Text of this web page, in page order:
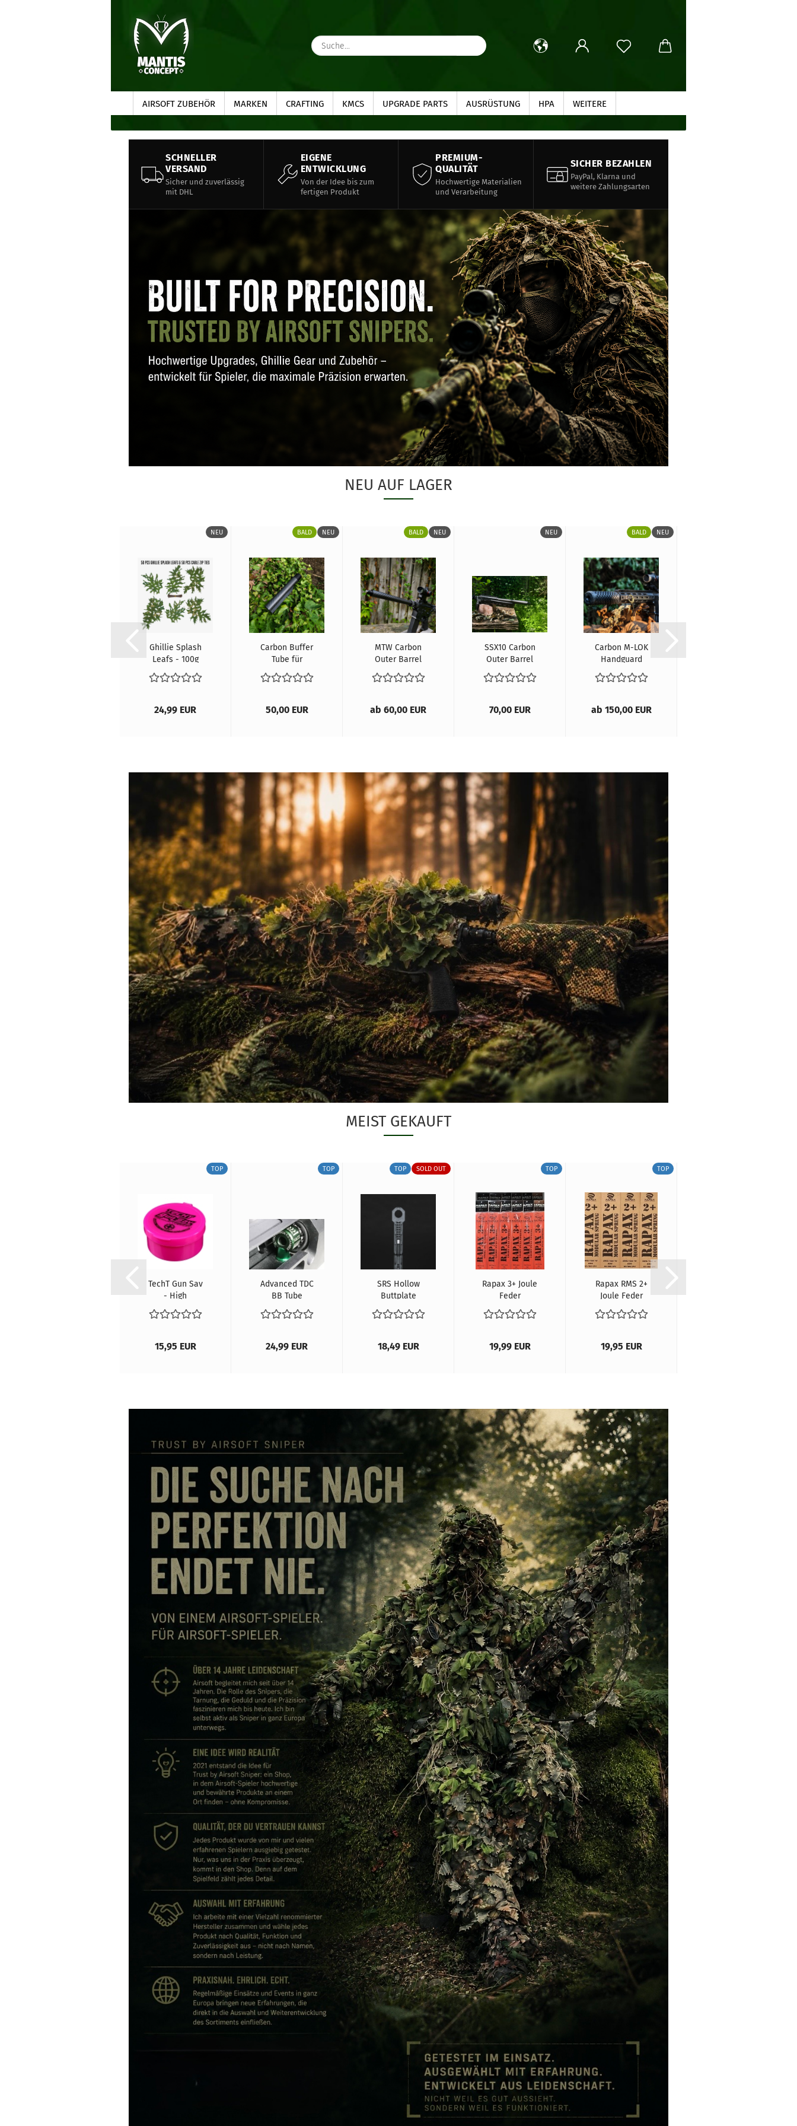
Suche...
AIRSOFT ZUBEHÖR MARKEN CRAFTING KMCS UPGRADE PARTS AUSRÜSTUNG HPA WEITERE
SCHNELLER
VERSAND
Sicher und zuverlässig
mit DHL
EIGENE
ENTWICKLUNG
Von der Idee bis zum
fertigen Produkt
PREMIUM-
QUALITÄT
Hochwertige Materialien
und Verarbeitung
SICHER BEZAHLEN
PayPal, Klarna und
weitere Zahlungsarten
NEU AUF LAGER
NEU
Ghillie Splash
Leafs - 100g
Pack
24,99 EUR
BALD NEU
Carbon Buffer
Tube für
Wolverine
MTW
50,00 EUR
BALD NEU
MTW Carbon
Outer Barrel
ab 60,00 EUR
NEU
SSX10 Carbon
Outer Barrel
70,00 EUR
BALD NEU
Carbon M-LOK
Handguard
AR15 / M4
ab 150,00 EUR
MEIST GEKAUFT
TOP
TechT Gun Sav
- High
Performance
Grease
15,95 EUR
TOP
Advanced TDC
BB Tube
(Silverback
A1/A2...
24,99 EUR
TOP SOLD OUT
SRS Hollow
Buttplate
Spacer
18,49 EUR
TOP
Rapax 3+ Joule
Feder
19,99 EUR
TOP
Rapax RMS 2+
Joule Feder
19,95 EUR